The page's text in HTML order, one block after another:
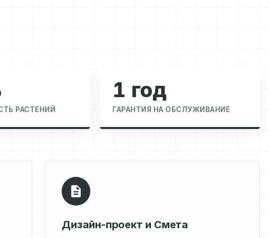
РАСТЕНИЙ
1 год
ГАРАНТИЯ НА ОБСЛУЖИВАНИЕ
Дизайн-проект и Смета